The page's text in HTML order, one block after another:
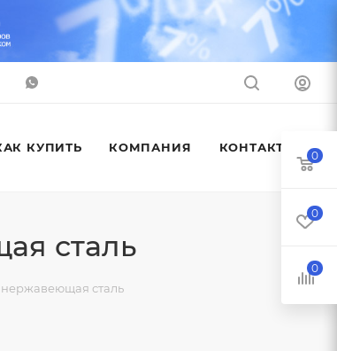
КУПИТЬ КОМПАНИЯ КОНТАКТЫ
сталь
сталь
0
0
0